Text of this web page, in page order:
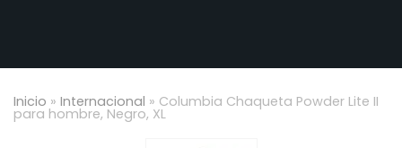
Inicio » Internacional » Columbia Chaqueta Powder Lite II
para hombre, Negro, XL